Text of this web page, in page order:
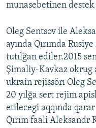
munasebetinen
Oleg Sentsov ile
ayında Qırımda
tutılğan ediler.2015
Şimaliy-Kavkaz okrug
ukrain rejissörı Oleg
20 yılğa sert rejim
etilecegi aqqında
Qırım faali Aleksandr